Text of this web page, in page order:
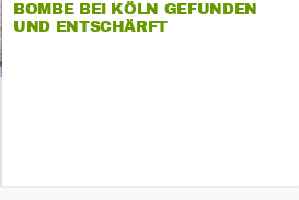
BOMBE BEI KÖLN GEFUNDEN
UND ENTSCHÄRFT